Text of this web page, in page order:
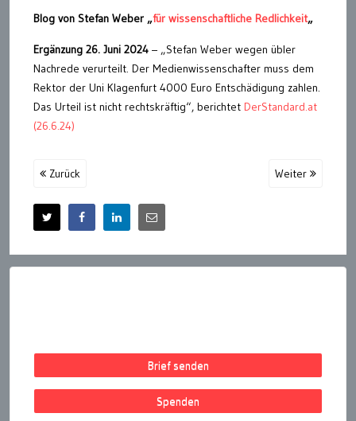
Blog von Stefan Weber „für wissenschaftliche Redlichkeit„
Ergänzung 26. Juni 2024 – „Stefan Weber wegen übler
Nachrede verurteilt. Der Medienwissenschafter muss dem
Rektor der Uni Klagenfurt 4000 Euro Entschädigung zahlen.
Das Urteil ist nicht rechtskräftig“, berichtet DerStandard.at
(26.6.24)
Zurück Weiter
Brief senden
Spenden